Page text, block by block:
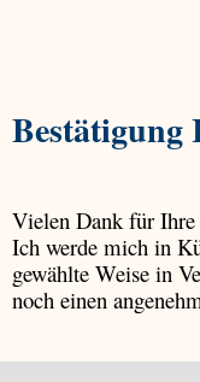
springen
Vielen Dank für
Ich werde mich in
gewählte Weise in
noch einen